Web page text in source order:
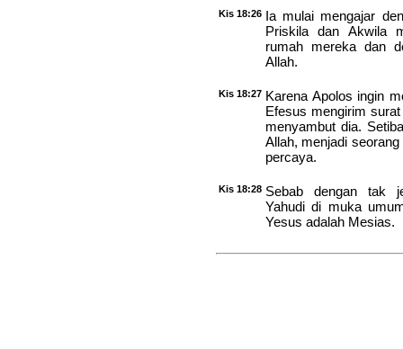
Kis 18:26 Ia mulai mengajar
Priskila dan Akwila
rumah mereka dan
Allah.
Kis 18:27 Karena Apolos ingin
Efesus mengirim
menyambut dia.
Allah, menjadi
percaya.
Kis 18:28 Sebab dengan tak
Yahudi di muka
Yesus adalah Mesias.